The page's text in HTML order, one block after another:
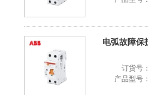
电弧故障保
订货号
产品型号